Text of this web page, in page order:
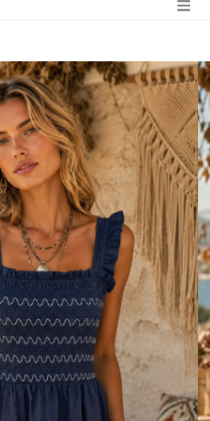
FIANZA TIKTOK
MODA CHICA
BEAUTY
PERFUMES
BISUTERIA
BOLSOS Y MONEDEROS
CALZADO
COMPLEMENTOS